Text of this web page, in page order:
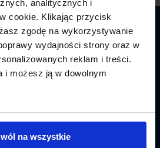
analitycznych i
cookie. Klikając przycisk
zgodę na wykorzystywanie
wydajności strony oraz w
reklam i treści.
i możesz ją w dowolnym
na wszystkie